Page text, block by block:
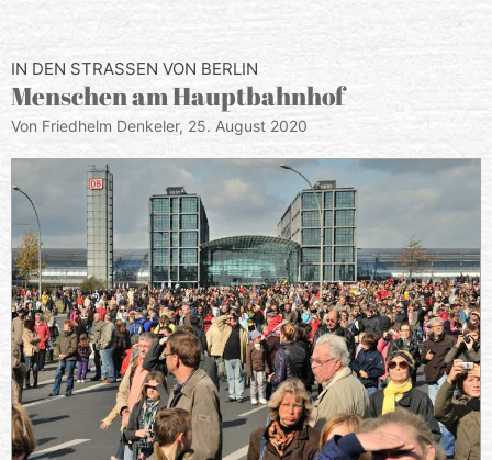
IN DEN STRASSEN VON BERLIN
Menschen am Hauptbahnhof
Von Friedhelm Denkeler, 25. August 2020